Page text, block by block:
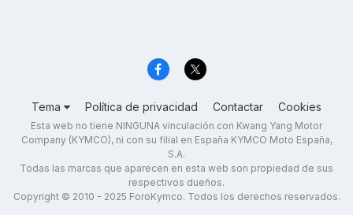
Tema Política de privacidad Contactar Cookies
Esta web no tiene NINGUNA vinculación con Kwang Yang Motor
Company (KYMCO), ni con su filial en España KYMCO Moto España,
S.A.
Todas las marcas que aparecen en esta web son propiedad de sus
respectivos dueños.
Copyright © 2010 - 2025 ForoKymco. Todos los derechos reservados.